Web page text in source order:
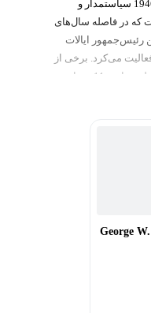
George Walker Bush متولد 6 ژوئیه 1946 سیاستمدار و
که در فاصله سال‌های
رئیس‌جمهور ایالات
می‌کرد. برخی از
مهم‌ترین وقایع قرن بیست‌ویکم از جمله حوادث 11 سپتامبر،
هشت‌ساله ریاست
تاریخ را در سال